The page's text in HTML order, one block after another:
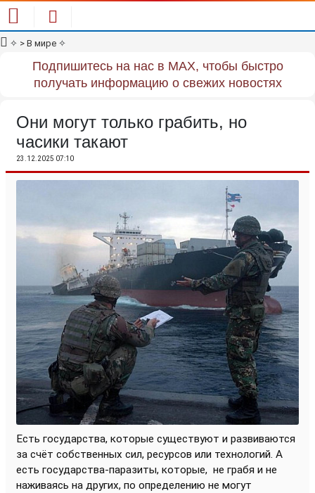
✧ > В мире ✧
Подпишитесь на нас в MAX, чтобы быстро
получать информацию о свежих новостях
Они могут только грабить, но
часики такают
23.12.2025 07:10
Есть государства, которые существуют и развиваются
за счёт собственных сил, ресурсов или технологий. А
есть государства-паразиты, которые, не грабя и не
наживаясь на других, по определению не могут